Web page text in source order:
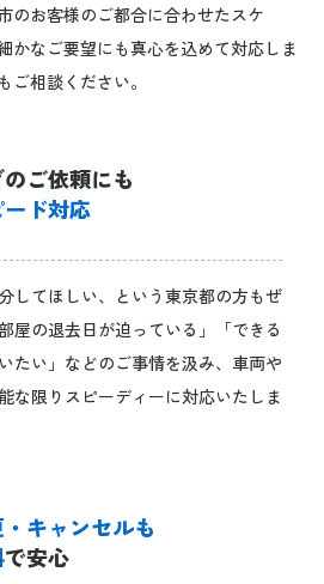
のお客様のご都合に合わせたスケ
かなご要望にも真心を込めて対応しま
相談ください。
ご依頼にも
ド対応
してほしい、という東京都の方もぜ
屋の退去日が迫っている」「できる
たい」などのご事情を汲み、車両や
な限りスピーディーに対応いたしま
キャンセルも
で安心